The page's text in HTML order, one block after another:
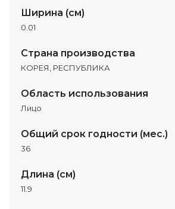
Ширина (см)
0.01
Страна производства
КОРЕЯ, РЕСПУБЛИКА
Область использования
Лицо
Общий срок годности (мес.)
36
Длина (см)
11.9